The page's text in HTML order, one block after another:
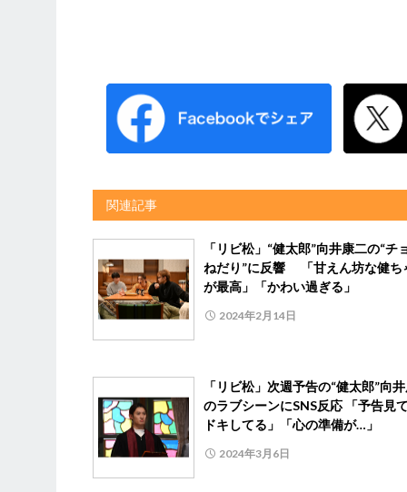
関連記事
「リビ松」“健太郎”向井康二の“チ
ねだり”に反響 「甘えん坊な健ち
が最高」「かわい過ぎる」
2024年2月14日
「リビ松」次週予告の“健太郎”向
のラブシーンにSNS反応 「予告見
ドキしてる」「心の準備が…」
2024年3月6日